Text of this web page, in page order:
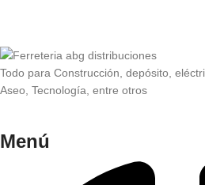
Todo para Construcción, depósito,
Aseo, Tecnología, entre otros
Menú